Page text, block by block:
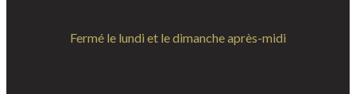
Fermé le lundi et le dimanche après-midi